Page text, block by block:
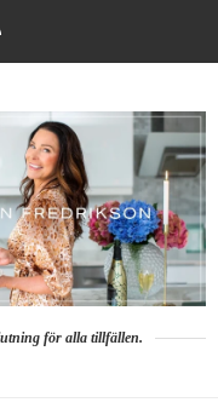
för alla tillfällen.